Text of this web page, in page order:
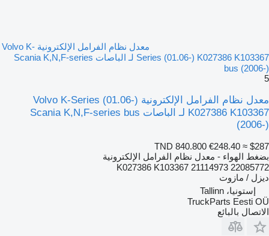
معدل نظام الفرامل الإلكترونية Volvo K-
Series (01.06-) K027386 K103367 لـ الباصات Scania K,N,F-series
bus (2006-)
5
معدل نظام الفرامل الإلكترونية Volvo K-Series (01.06-)
K027386 K103367 لـ الباصات Scania K,N,F-series bus
(2006-)
TND 840.800 €248.40 ≈ $287
بضغط الهواء - معدل نظام الفرامل الإلكترونية
K027386 K103367 21114973 22085772
ديزل / مازوت
إستونيا، Tallinn
TruckParts Eesti OÜ
الاتصال بالبائع